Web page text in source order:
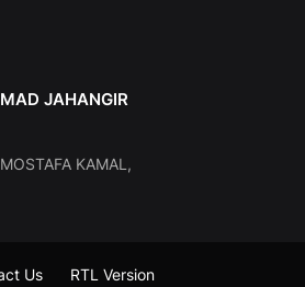
JAHANGIR
KAMAL,
Us RTL Version